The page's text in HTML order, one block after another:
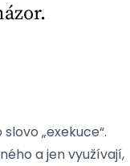
„exekuce“.
a jen využívají,